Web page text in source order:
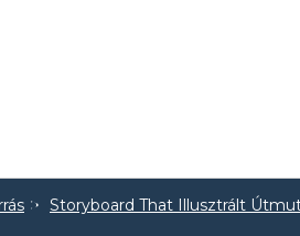
Storyboard That Illusztrált